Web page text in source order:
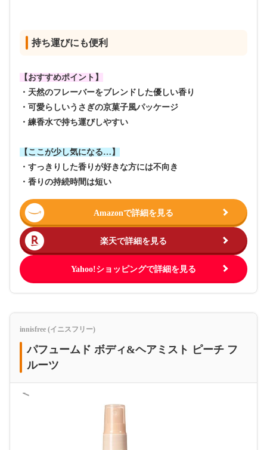
持ち運びにも便利
【おすすめポイント】
・天然のフレーバーをブレンドした優しい香り
・可愛らしいうさぎの京菓子風パッケージ
・練香水で持ち運びしやすい
【ここが少し気になる…】
・すっきりした香りが好きな方には不向き
・香りの持続時間は短い
Amazonで詳細を見る
楽天で詳細を見る
Yahoo!ショッピングで詳細を見る
innisfree (イニスフリー)
パフュームド ボディ&ヘアミスト ピーチ フ
ルーツ
＜